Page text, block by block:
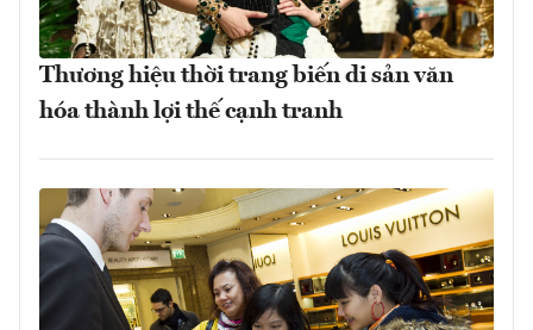
Thương hiệu thời trang biến di sản văn
hóa thành lợi thế cạnh tranh